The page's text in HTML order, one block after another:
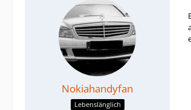
Nokiahandyfan
Lebenslänglich